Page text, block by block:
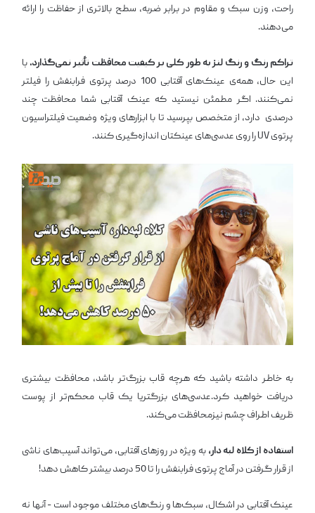
راحت، وزن سبک و مقاوم در برابر ضربه، سطح بالاتری از حفاظت را ارائه
می‌دهند.
تراکم رنگ و رنگ لنز به طور کلی بر کیفیت محافظت تأثیر نمی‌گذارد. با
این حال، همه‌ی عینک‌های آفتابی 100 درصد پرتوی فرابنفش را فیلتر
نمی‌کنند. اگر مطمئن نیستید که عینک آفتابی شما محافظت چند
درصدی دارد، از متخصص بپرسید تا با ابزارهای ویژه وضعیت فیلتراسیون
پرتوی UV را روی عدسی‌های عینکتان اندازه‌گیری کنند.
به خاطر داشته باشید که هرچه قاب بزرگ‌تر باشد، محافظت بیشتری
دریافت خواهید کرد.عدسی‌های بزرگتریا یک قاب محکم‌تر از پوست
ظریف اطراف چشم نیزمحافظت می‌کند.
استفاده از کلاه لبه دار، به ویژه در روزهای آفتابی، می‌تواند آسیب‌های ناشی
از قرار گرفتن در آماج پرتوی فرابنفش را تا 50 درصد بیشتر کاهش دهد!
عینک آفتابی در اشکال، سبک‌ها و رنگ‌های مختلف موجود است - آنها نه